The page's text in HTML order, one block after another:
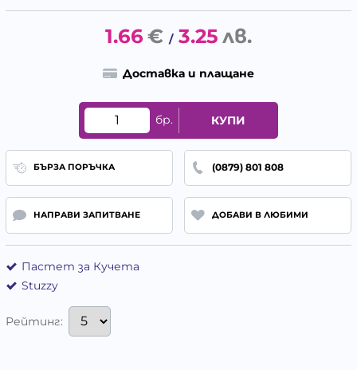
1.66 € / 3.25 лв.
Доставка и плащане
бр. КУПИ
БЪРЗА ПОРЪЧКА (0879) 801 808
НАПРАВИ ЗАПИТВАНЕ ДОБАВИ В ЛЮБИМИ
Пастет за Кучета
Stuzzy
Рейтинг: